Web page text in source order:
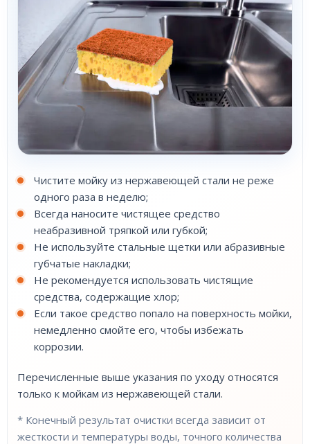
Чистите мойку из нержавеющей стали не реже
одного раза в неделю;
Всегда наносите чистящее средство
неабразивной тряпкой или губкой;
Не используйте стальные щетки или абразивные
губчатые накладки;
Не рекомендуется использовать чистящие
средства, содержащие хлор;
Если такое средство попало на поверхность мойки,
немедленно смойте его, чтобы избежать
коррозии.
Перечисленные выше указания по уходу относятся
только к мойкам из нержавеющей стали.
* Конечный результат очистки всегда зависит от
жесткости и температуры воды, точного количества